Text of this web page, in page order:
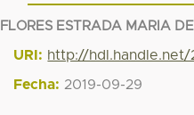
FLORES ESTRADA MARIA
URI: http://hdl.handle.net/
Fecha: 2019-09-29